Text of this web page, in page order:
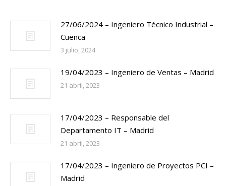
27/06/2024 – Ingeniero Técnico Industrial –
Cuenca
3 julio, 2024
19/04/2023 – Ingeniero de Ventas – Madrid
21 abril, 2023
17/04/2023 – Responsable del
Departamento IT – Madrid
21 abril, 2023
17/04/2023 – Ingeniero de Proyectos PCI –
Madrid